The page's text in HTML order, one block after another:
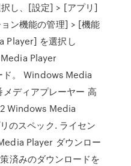
し、[設定] > [アプリ]
ン機能の管理] > [機能
Player] を選択し
Player
。 Windows Media
ディアプレーヤー 高
Windows Media
のスペック. ライセン
Player ダウンロー
済みのダウンロードを